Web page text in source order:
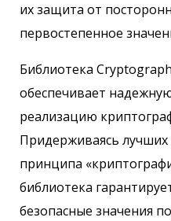
их защита от
первостепенное
Библиотека
обеспечивает
реализацию
Придерживаясь лучших
принципа
библиотека
безопасные значения